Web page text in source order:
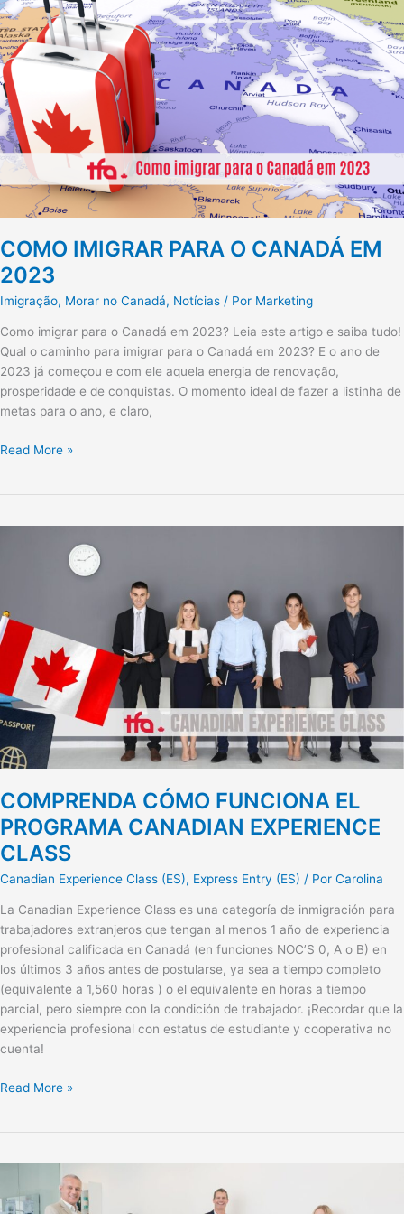
COMO IMIGRAR PARA O CANADÁ EM
2023
Imigração, Morar no Canadá, Notícias / Por Marketing
Como imigrar para o Canadá em 2023? Leia este artigo e saiba tudo!
Qual o caminho para imigrar para o Canadá em 2023? E o ano de
2023 já começou e com ele aquela energia de renovação,
prosperidade e de conquistas. O momento ideal de fazer a listinha de
metas para o ano, e claro,
IMIGRAR
PARA
O
CANADÁ
EM
2023
Read More »
COMPRENDA CÓMO FUNCIONA EL
PROGRAMA CANADIAN EXPERIENCE
CLASS
Canadian Experience Class (ES), Express Entry (ES) / Por Carolina
La Canadian Experience Class es una categoría de inmigración para
trabajadores extranjeros que tengan al menos 1 año de experiencia
profesional calificada en Canadá (en funciones NOC’S 0, A o B) en
los últimos 3 años antes de postularse, ya sea a tiempo completo
(equivalente a 1,560 horas ) o el equivalente en horas a tiempo
parcial, pero siempre con la condición de trabajador. ¡Recordar que la
experiencia profesional con estatus de estudiante y cooperativa no
cuenta!
PROGRAMA
CANADIAN
EXPERIENCE
CLASS
Read More »
FEDERAL